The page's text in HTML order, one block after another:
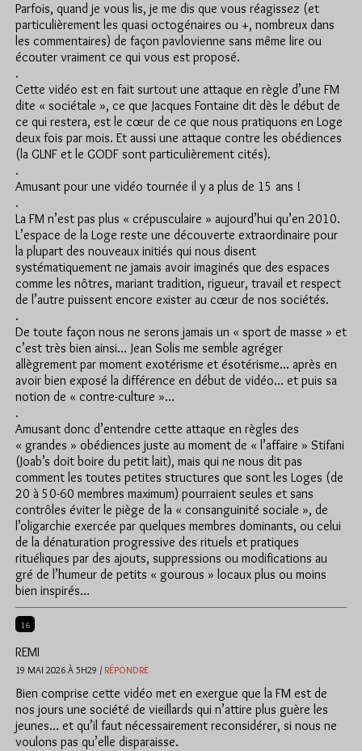
Parfois, quand je vous lis, je me dis que vous réagissez (et
particulièrement les quasi octogénaires ou +, nombreux dans
les commentaires) de façon pavlovienne sans même lire ou
écouter vraiment ce qui vous est proposé.
.
Cette vidéo est en fait surtout une attaque en règle d’une FM
dite « sociétale », ce que Jacques Fontaine dit dès le début de
ce qui restera, est le cœur de ce que nous pratiquons en Loge
deux fois par mois. Et aussi une attaque contre les obédiences
(la GLNF et le GODF sont particulièrement cités).
.
Amusant pour une vidéo tournée il y a plus de 15 ans !
.
La FM n’est pas plus « crépusculaire » aujourd’hui qu’en 2010.
L’espace de la Loge reste une découverte extraordinaire pour
la plupart des nouveaux initiés qui nous disent
systématiquement ne jamais avoir imaginés que des espaces
comme les nôtres, mariant tradition, rigueur, travail et respect
de l’autre puissent encore exister au cœur de nos sociétés.
.
De toute façon nous ne serons jamais un « sport de masse » et
c’est très bien ainsi… Jean Solis me semble agréger
allègrement par moment exotérisme et ésotérisme… après en
avoir bien exposé la différence en début de vidéo… et puis sa
notion de « contre-culture »…
.
Amusant donc d’entendre cette attaque en règles des
« grandes » obédiences juste au moment de « l’affaire » Stifani
(Joab’s doit boire du petit lait), mais qui ne nous dit pas
comment les toutes petites structures que sont les Loges (de
20 à 50-60 membres maximum) pourraient seules et sans
contrôles éviter le piège de la « consanguinité sociale », de
l’oligarchie exercée par quelques membres dominants, ou celui
de la dénaturation progressive des rituels et pratiques
rituéliques par des ajouts, suppressions ou modifications au
gré de l’humeur de petits « gourous » locaux plus ou moins
bien inspirés…
16
REMI
19 MAI 2026 À 5H29 / RÉPONDRE
Bien comprise cette vidéo met en exergue que la FM est de
nos jours une société de vieillards qui n’attire plus guère les
jeunes… et qu’il faut nécessairement reconsidérer, si nous ne
voulons pas qu’elle disparaisse.